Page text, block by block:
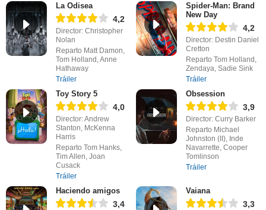
La Odisea
4,2
Director: Christopher
Nolan
Reparto Matt Damon,
Tom Holland, Anne
Hathaway
Tráiler
Spider-Man: Brand
New Day
4,2
Director: Destin Daniel
Cretton
Reparto Tom Holland,
Zendaya, Sadie Sink
Tráiler
Toy Story 5
4,0
Director: Andrew
Stanton, McKenna
Harris
Reparto Tom Hanks,
Tim Allen, Joan
Cusack
Tráiler
Obsession
3,9
Director: Curry Barker
Reparto Michael
Johnston (II), Inde
Navarrette, Cooper
Tomlinson
Tráiler
Haciendo amigos
3,4
Vaiana
3,3